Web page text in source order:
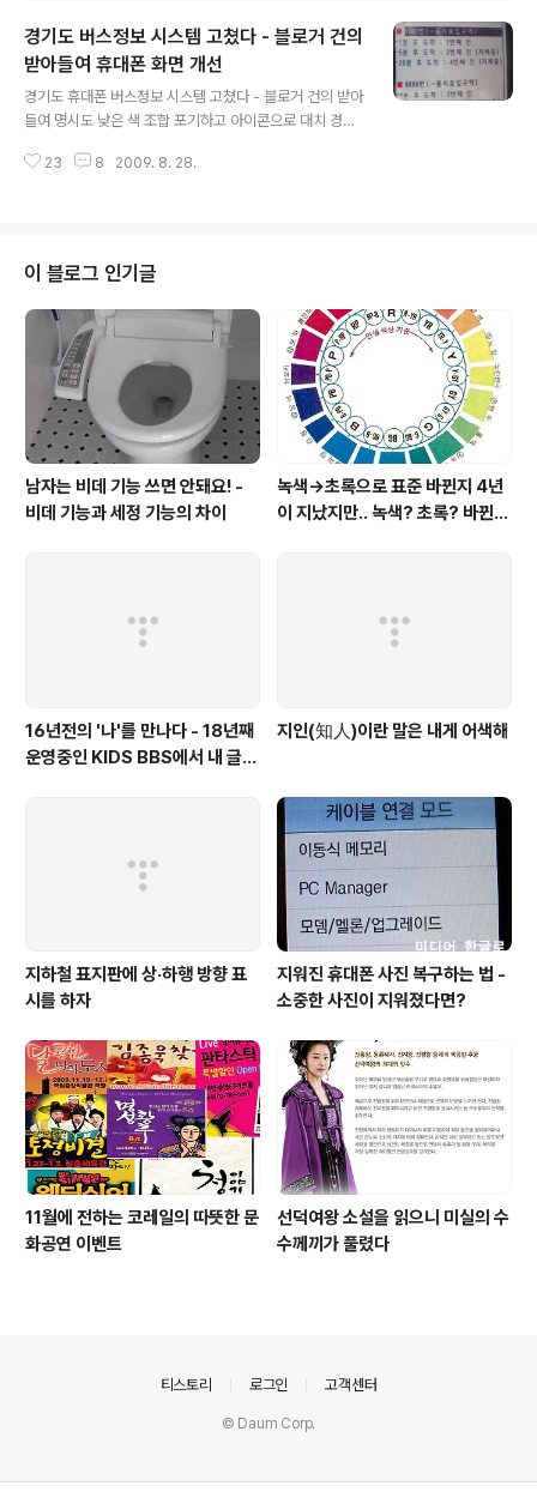
론, m.twitter.com 이라는 모바일 전용 페이지가 있긴 하
지만, 아무래도 내 휴대폰에서는 열리지 않았다. 그도 그럴
것이 컴퓨터에서도 twitter.com도 가끔은 몇번을 다시보
기 해야 나타나는 경우도 있다. m.twitter.com 이 접속되
면 그곳으로 접속해서 보면 훨씬 수월하다. (그냥 웹 브라우
저에서도 접속이 가능하다. 그래서 접속 ..
경기도 버스정보 시스템 고쳤다 - 블로거 건의
받아들여 휴대폰 화면 개선
경기도 휴대폰 버스정보 시스템 고쳤다 - 블로거 건의 받아
들여 명시도 낮은 색 조합 포기하고 아이콘으로 대치 경기
정보 시스템은 ARS (1688-8031)로도 가능하지만, 휴대
도착정보 알아내기 (ARS, 휴대폰 인터넷, OZ 등 활용) 20
08.12.29 http://media.hangulo.net/684 그리고, 1차
로 업그레이 된 것에 대해서도 분석했다. 경기도 휴대폰 버
스정보 서비스 좋아졌네 - 많이 업그레이드 된 경기 버스
정보 시스템 2009/03/21 http://me..
23 8 2009. 8. 28.
이 블로그 인기글
남자는 비데 기능 쓰면 안돼요! -
비데 기능과 세정 기능의 차이
녹색→초록으로 표준 바뀐지 4년
이 지났지만.. 녹색? 초록? 바뀐
16년전의 '나'를 만나다 - 18년째
운영중인 KIDS BBS에서 내 글을
지인(知人)이란 말은 내게 어색해
지하철 표지판에 상·하행 방향 표
시를 하자
지워진 휴대폰 사진 복구하는 법 -
소중한 사진이 지워졌다면?
11월에 전하는 코레일의 따뜻한 문
화공연 이벤트
선덕여왕 소설을 읽으니 미실의 수
수께끼가 풀렸다
티스토리 로그인 고객센터
© Daum Corp.